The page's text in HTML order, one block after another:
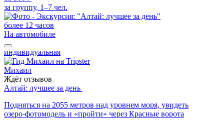
за группу, 1–7 чел.
более 12 часов
На автомобиле
индивидуальная
Михаил
Ждёт отзывов
Алтай: лучшее за день
Подняться на 2055 метров над уровнем моря, увидеть
озеро-фотомодель и «пройти» через Красные ворота